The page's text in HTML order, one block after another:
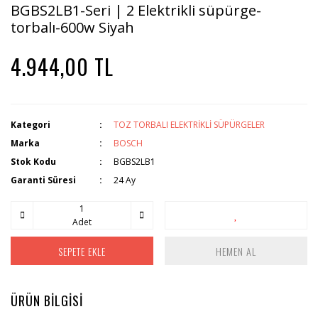
BGBS2LB1-Seri | 2 Elektrikli süpürge-
torbalı-600w Siyah
4.944,00 TL
Kategori
TOZ TORBALI ELEKTRİKLİ SÜPÜRGELER
Marka
BOSCH
Stok Kodu
BGBS2LB1
Garanti Süresi
24 Ay
Adet
SEPETE EKLE HEMEN AL
ÜRÜN BİLGİSİ